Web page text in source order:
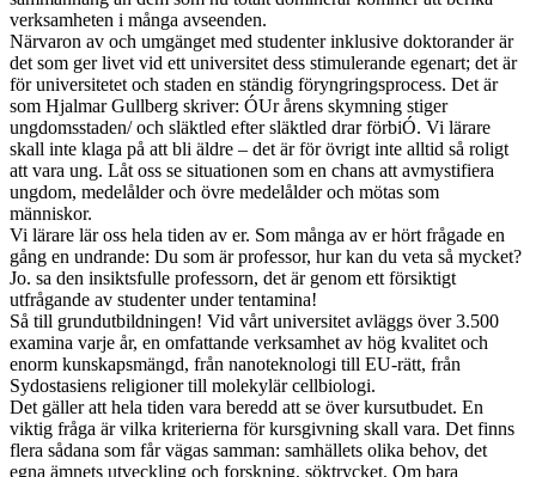
verksamheten i många avseenden.
Närvaron av och umgänget med studenter inklusive doktorander är
det som ger livet vid ett universitet dess stimulerande egenart; det är
för universitetet och staden en ständig föryngringsprocess. Det är
som Hjalmar Gullberg skriver: ÓUr årens skymning stiger
ungdomsstaden/ och släktled efter släktled drar förbiÓ. Vi lärare
skall inte klaga på att bli äldre – det är för övrigt inte alltid så roligt
att vara ung. Låt oss se situationen som en chans att avmystifiera
ungdom, medelålder och övre medelålder och mötas som
människor.
Vi lärare lär oss hela tiden av er. Som många av er hört frågade en
gång en undrande: Du som är professor, hur kan du veta så mycket?
Jo. sa den insiktsfulle professorn, det är genom ett försiktigt
utfrågande av studenter under tentamina!
Så till grundutbildningen! Vid vårt universitet avläggs över 3.500
examina varje år, en omfattande verksamhet av hög kvalitet och
enorm kunskapsmängd, från nanoteknologi till EU-rätt, från
Sydostasiens religioner till molekylär cellbiologi.
Det gäller att hela tiden vara beredd att se över kursutbudet. En
viktig fråga är vilka kriterierna för kursgivning skall vara. Det finns
flera sådana som får vägas samman: samhällets olika behov, det
egna ämnets utveckling och forskning, söktrycket. Om bara